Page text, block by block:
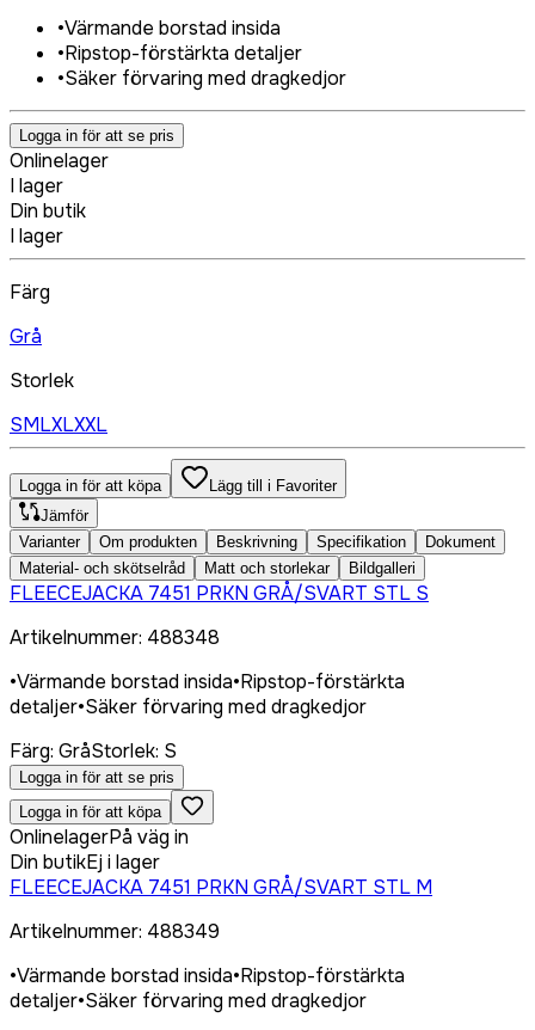
•Värmande borstad insida
•Ripstop-förstärkta detaljer
•Säker förvaring med dragkedjor
Logga in för att se pris
Onlinelager
I lager
Din butik
I lager
Färg
Grå
Storlek
SMLXLXXL
Logga in för att köpa
Lägg till i Favoriter
Jämför
Varianter
Om produkten Beskrivning Specifikation
Dokument
Material- och skötselråd
Matt och storlekar Bildgalleri
FLEECEJACKA 7451 PRKN GRÅ/SVART STL S
Artikelnummer: 488348
•Värmande borstad insida•Ripstop-förstärkta
detaljer•Säker förvaring med dragkedjor
Färg: GråStorlek: S
Logga in för att se pris
Logga in för att köpa
OnlinelagerPå väg in
Din butikEj i lager
FLEECEJACKA 7451 PRKN GRÅ/SVART STL M
Artikelnummer: 488349
•Värmande borstad insida•Ripstop-förstärkta
detaljer•Säker förvaring med dragkedjor